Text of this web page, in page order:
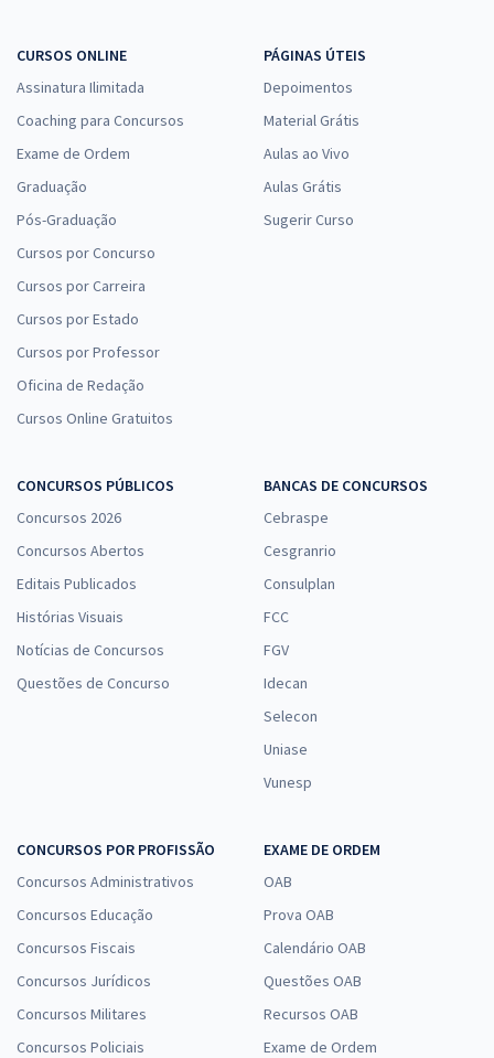
CURSOS ONLINE
Assinatura Ilimitada
Coaching para Concursos
Exame de Ordem
Graduação
Pós-Graduação
Cursos por Concurso
Cursos por Carreira
Cursos por Estado
Cursos por Professor
Oficina de Redação
Cursos Online Gratuitos
PÁGINAS ÚTEIS
Depoimentos
Material Grátis
Aulas ao Vivo
Aulas Grátis
Sugerir Curso
CONCURSOS PÚBLICOS
Concursos 2026
Concursos Abertos
Editais Publicados
Histórias Visuais
Notícias de Concursos
Questões de Concurso
BANCAS DE CONCURSOS
Cebraspe
Cesgranrio
Consulplan
FCC
FGV
Idecan
Selecon
Uniase
Vunesp
CONCURSOS POR PROFISSÃO
Concursos Administrativos
Concursos Educação
Concursos Fiscais
Concursos Jurídicos
Concursos Militares
Concursos Policiais
EXAME DE ORDEM
OAB
Prova OAB
Calendário OAB
Questões OAB
Recursos OAB
Exame de Ordem